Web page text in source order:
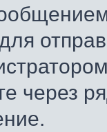
через